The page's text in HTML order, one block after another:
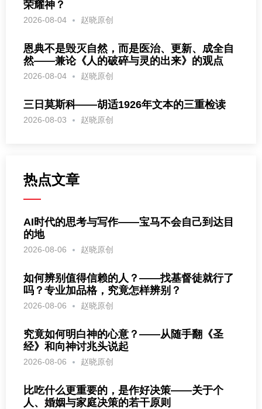
荣耀神？
2026-08-04 赵晓原创
恩典不是毁灭自然，而是医治、更新、成全自
然——兼论《人的破碎与灵的出来》的观点
2026-08-04 赵晓原创
三日莫斯科——胡适1926年文本的三重检读
2026-08-03 赵晓原创
热点文章
AI时代的思考与写作——宝马不会自己到达目
的地
2026-08-06 赵晓原创
如何辨别值得信赖的人？——找基督徒就行了
吗？专业加品格，究竟怎样辨别？
2026-08-06 赵晓原创
究竟如何明白神的心意？——从随手翻《圣
经》和向神讨兆头说起
2026-08-06 赵晓原创
比吃什么更重要的，是作好决策——关于个
人、婚姻与家庭决策的若干原则